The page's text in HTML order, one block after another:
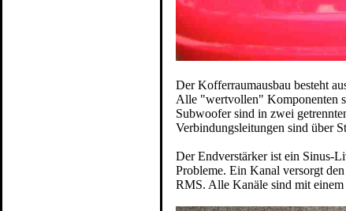
Der Kofferraumausbau besteht
Alle "wertvollen" Komponenten
Subwoofer sind in zwei
Verbindungsleitungen sind über
Der Endverstärker ist ein Sinus-
Probleme. Ein Kanal versorgt
RMS. Alle Kanäle sind mit